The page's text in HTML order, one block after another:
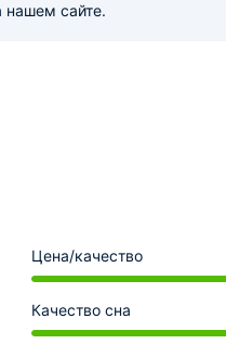
нашем сайте.
Цена/качество
Качество сна